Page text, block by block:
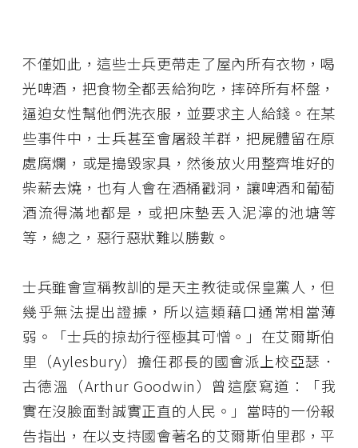
不僅如此，這些士兵更帶走了屋內所有衣物，喝
光啤酒，把食物全都丟給狗吃，摔碎所有杯盤，
逼迫女性幫他們洗衣服，並要求主人給錢。在某
些事件中，士兵甚至會屠殺羊群，把屍體留在原
處腐爛，或是搗毀家具，然後放火用整齊堆好的
柴薪去燒，也有人會在酒桶戳洞，讓啤酒和葡萄
酒流得滿地都是，或把床墊丟入泥濘的池塘等
等，總之，惡行惡狀難以勝數。
士兵雖會宣稱教訓的是天主教徒或保皇黨人，但
幾乎無法提出證據，所以這類藉口通常相當薄
弱。「士兵的掠劫行徑極其可憎。」在艾爾斯伯
里（Aylesbury）擔任郡長的國會派上校亞瑟．
古德溫（Arthur Goodwin）曾這麼寫道：「我
實在沒臉面對誠實正直的人民。」當時的一份報
告指出，在以支持國會著名的艾爾斯伯里郡，平